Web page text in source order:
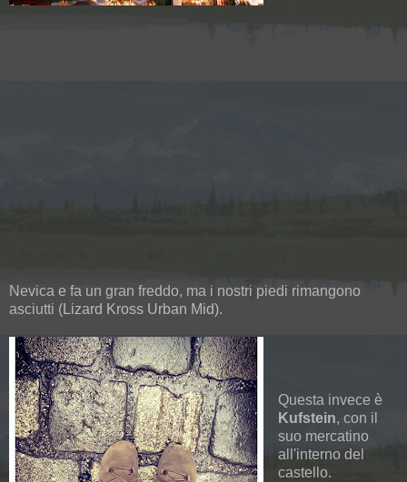
Nevica e fa un gran freddo, ma i nostri piedi rimangono
asciutti (Lizard Kross Urban Mid).
Questa invece è
Kufstein, con il
suo mercatino
all'interno del
castello.